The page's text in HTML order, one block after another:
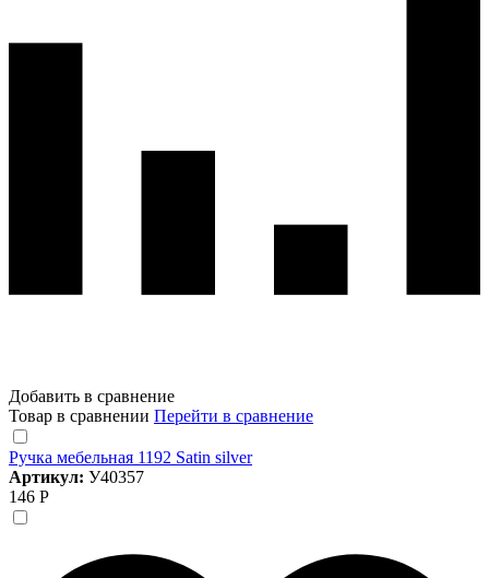
Добавить в сравнение
Товар в сравнении Перейти в сравнение
Ручка мебельная 1192 Satin silver
Артикул: У40357
146 Р